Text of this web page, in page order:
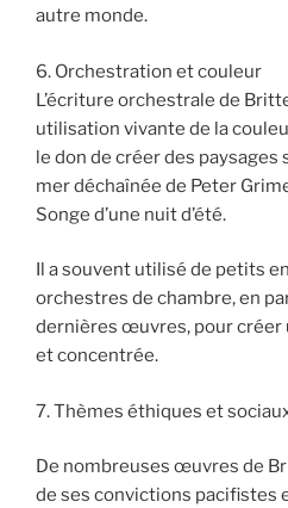
autre monde.
6. Orchestration et couleur
L’écriture orchestrale de
utilisation vivante de la
le don de créer des paysages
mer déchaînée de Peter
Songe d’une nuit d’été.
Il a souvent utilisé de petits
orchestres de chambre, en
dernières œuvres, pour créer
et concentrée.
7. Thèmes éthiques et
De nombreuses œuvres de
de ses convictions pacifistes